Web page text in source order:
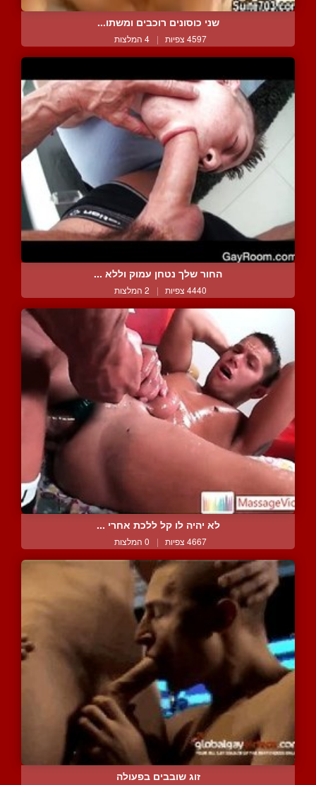
שני כוסונים רוכבים ומשתו...
4597 צפיות | 4 המלצות
החור שלך נטחן עמוק וללא ...
4440 צפיות | 2 המלצות
לא יהיה לו קל ללכת אחרי ...
4667 צפיות | 0 המלצות
זוג שובבים בפעולה